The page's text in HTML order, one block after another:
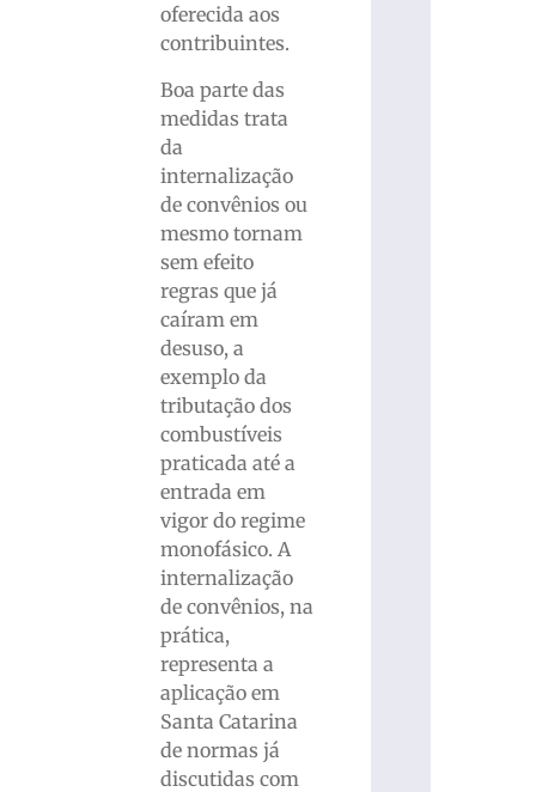
oferecida aos
contribuintes.
Boa parte das
medidas trata
da
internalização
de convênios ou
mesmo tornam
sem efeito
regras que já
caíram em
desuso, a
exemplo da
tributação dos
combustíveis
praticada até a
entrada em
vigor do regime
monofásico. A
internalização
de convênios, na
prática,
representa a
aplicação em
Santa Catarina
de normas já
discutidas com